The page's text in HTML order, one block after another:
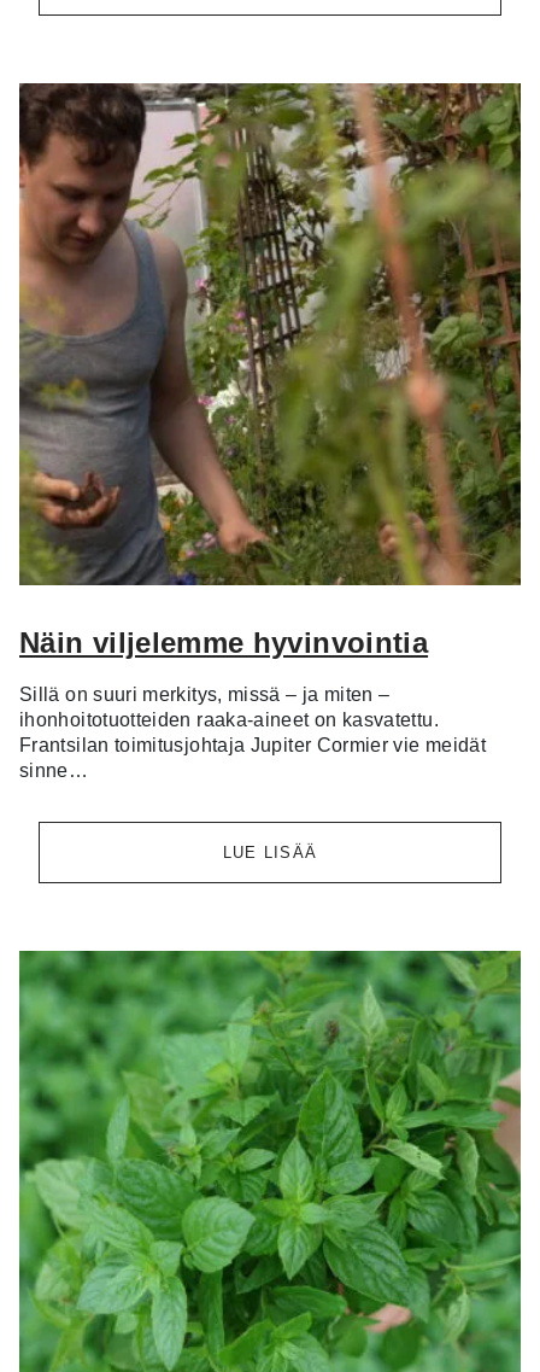
Näin viljelemme hyvinvointia
Sillä on suuri merkitys, missä – ja miten –
ihonhoitotuotteiden raaka-aineet on kasvatettu.
Frantsilan toimitusjohtaja Jupiter Cormier vie meidät
sinne…
LUE LISÄÄ